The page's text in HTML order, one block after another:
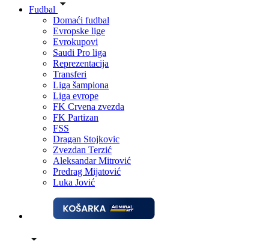
Fudbal
Domaći fudbal
Evropske lige
Evrokupovi
Saudi Pro liga
Reprezentacija
Transferi
Liga šampiona
Liga evrope
FK Crvena zvezda
FK Partizan
FSS
Dragan Stojkovic
Zvezdan Terzić
Aleksandar Mitrović
Predrag Mijatović
Luka Jović